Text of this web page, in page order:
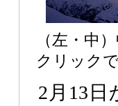
（左・中
クリック
2月13日